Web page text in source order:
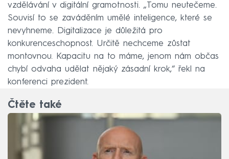
vzdělávání v digitální gramotnosti. „Tomu neutečeme.
Souvisí to se zaváděním umělé inteligence, které se
nevyhneme. Digitalizace je důležitá pro
konkurenceschopnost. Určitě nechceme zůstat
montovnou. Kapacitu na to máme, jenom nám občas
chybí odvaha udělat nějaký zásadní krok,“ řekl na
konferenci prezident.
Čtěte také